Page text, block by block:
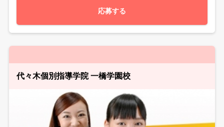
応募する
代々木個別指導学院 一橋学園校